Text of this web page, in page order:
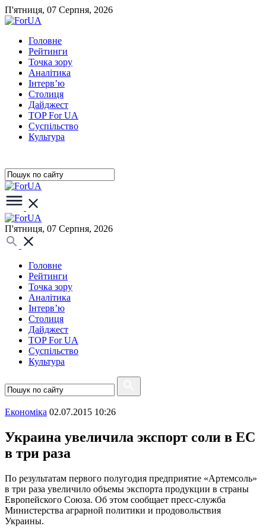
П'ятниця, 07 Серпня, 2026
Головне
Рейтинги
Точка зору
Аналітика
Інтерв’ю
Столиця
Дайджест
TOP For UA
Суспiльство
Культура
П'ятниця, 07 Серпня, 2026
Головне
Рейтинги
Точка зору
Аналітика
Інтерв’ю
Столиця
Дайджест
TOP For UA
Суспiльство
Культура
Економіка 02.07.2015 10:26
Украина увеличила экспорт соли в ЕС
в три раза
По результатам первого полугодия предприятие «Артемсоль»
в три раза увеличило объемы экспорта продукции в страны
Европейского Союза. Об этом сообщает пресс-служба
Министерства аграрной политики и продовольствия
Украины.